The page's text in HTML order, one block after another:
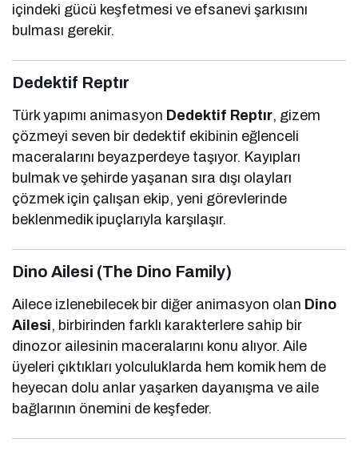
içindeki gücü keşfetmesi ve efsanevi şarkısını
bulması gerekir.
Dedektif Reptır
Türk yapımı animasyon Dedektif Reptır, gizem
çözmeyi seven bir dedektif ekibinin eğlenceli
maceralarını beyazperdeye taşıyor. Kayıpları
bulmak ve şehirde yaşanan sıra dışı olayları
çözmek için çalışan ekip, yeni görevlerinde
beklenmedik ipuçlarıyla karşılaşır.
Dino Ailesi (The Dino Family)
Ailece izlenebilecek bir diğer animasyon olan Dino
Ailesi, birbirinden farklı karakterlere sahip bir
dinozor ailesinin maceralarını konu alıyor. Aile
üyeleri çıktıkları yolculuklarda hem komik hem de
heyecan dolu anlar yaşarken dayanışma ve aile
bağlarının önemini de keşfeder.